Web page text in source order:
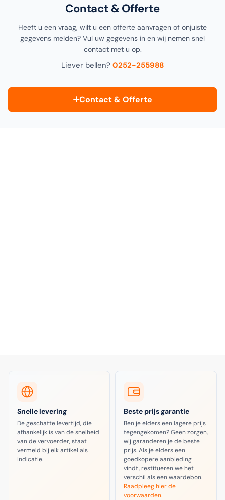
Contact & Offerte
Heeft u een vraag, wilt u een offerte aanvragen of onjuiste
gegevens melden? Vul uw gegevens in en wij nemen snel
contact met u op.
Liever bellen? 0252-255988
Contact & Offerte
Snelle levering
De geschatte levertijd, die
afhankelijk is van de snelheid
van de vervoerder, staat
vermeld bij elk artikel als
indicatie.
Beste prijs garantie
Ben je elders een lagere prijs
tegengekomen? Geen zorgen,
wij garanderen je de beste
prijs. Als je elders een
goedkopere aanbieding
vindt, restitueren we het
verschil als een waardebon.
Raadpleeg hier de
voorwaarden.